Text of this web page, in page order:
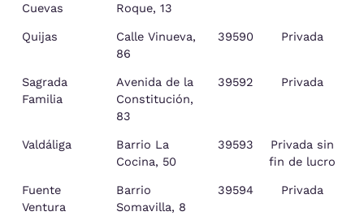
Cuevas
Roque, 13
Quijas
Calle Vinueva,
86
39590 Privada
Sagrada
Familia
Avenida de la
Constitución,
83
39592 Privada
Valdáliga
Barrio La
Cocina, 50
39593
Privada sin
fin de lucro
Fuente
Ventura
Barrio
Somavilla, 8
39594 Privada